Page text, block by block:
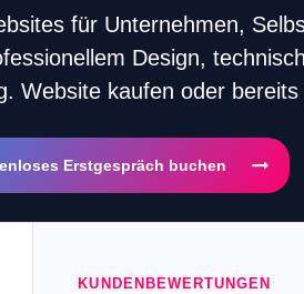
für Unternehmen,
Design,
Website kaufen oder
Erstgespräch buchen
KUNDENBEWERTUNGEN